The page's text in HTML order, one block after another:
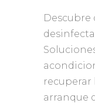
Descubre
arranque